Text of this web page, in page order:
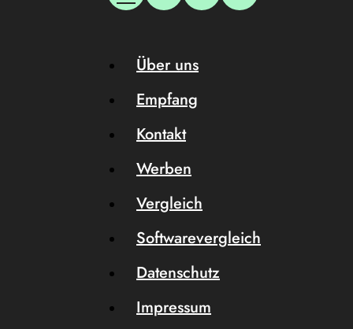
Über uns
Empfang
Kontakt
Werben
Vergleich
Softwarevergleich
Datenschutz
Impressum